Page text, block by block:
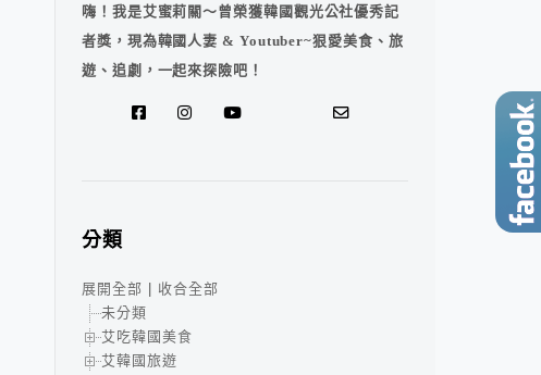
嗨！我是艾蜜莉關～曾榮獲韓國觀光公社優秀記
者獎，現為韓國人妻 & Youtuber~狠愛美食、旅
遊、追劇，一起來探險吧！
分類
展開全部
收合全部
未分類
艾吃韓國美食
艾韓國旅遊